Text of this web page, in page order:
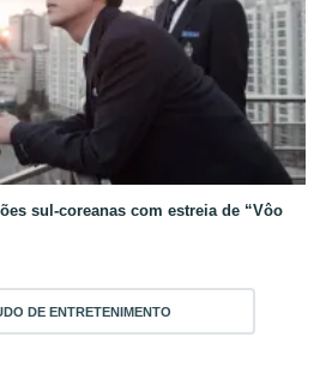
sul-coreanas com estreia de “Vôo
DE ENTRETENIMENTO